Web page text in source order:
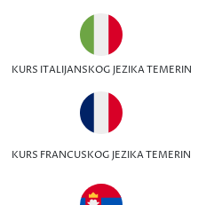
KURS ITALIJANSKOG JEZIKA TEMERIN
KURS FRANCUSKOG JEZIKA TEMERIN